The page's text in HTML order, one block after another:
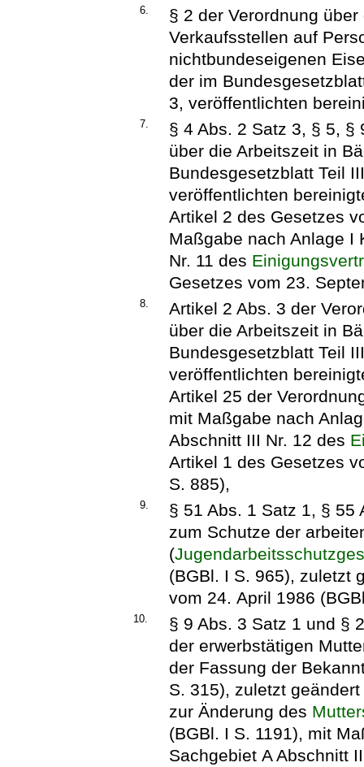
6.
§ 2 der Verordnung
Verkaufsstellen auf
nichtbundeseigenen
der im
3, veröffentlichten
7.
§ 4 Abs. 2 Satz 3, § 5, §
über die Arbeitszeit in
Bundesgesetzblatt Teil
veröffentlichten
Artikel 2 des Gesetzes
Maßgabe nach Anlage I
Nr. 11 des
Gesetzes vom 23.
8.
Artikel 2 Abs. 3 der
über die Arbeitszeit in
Bundesgesetzblatt Teil
veröffentlichten
Artikel 25 der
mit Maßgabe nach
Abschnitt III Nr. 12 des
Artikel 1 des Gesetzes
S. 885),
9.
§ 51 Abs. 1 Satz 1, § 55
zum Schutze der
(
(BGBl. I S. 965), zuletzt
vom 24. April 1986
10.
§ 9 Abs. 3 Satz 1 und §
der erwerbstätigen
der Fassung der
S. 315), zuletzt
zur Änderung des
(BGBl. I S. 1191), mit
Sachgebiet A Abschnitt